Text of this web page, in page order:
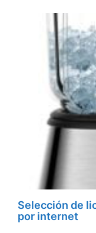
Selección de
por internet